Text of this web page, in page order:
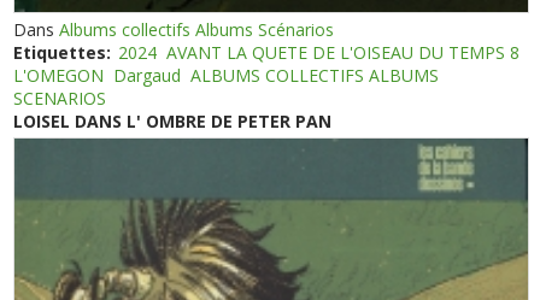
DansAlbums collectifs Albums Scénarios
Etiquettes: 2024 AVANT LA QUETE DE L'OISEAU DU TEMPS 8
L'OMEGON Dargaud ALBUMS COLLECTIFS ALBUMS
SCENARIOS
LOISEL DANS L' OMBRE DE PETER PAN